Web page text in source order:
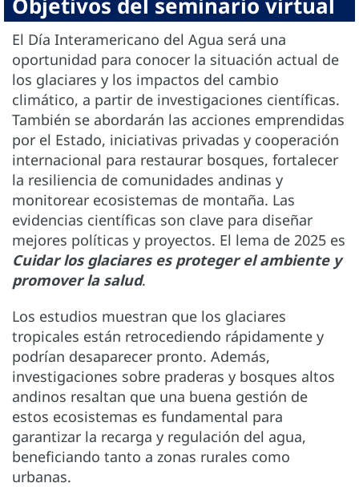
El Día Interamericano del Agua será una
oportunidad para conocer la situación actual de
los glaciares y los impactos del cambio
climático, a partir de investigaciones científicas.
También se abordarán las acciones emprendidas
por el Estado, iniciativas privadas y cooperación
internacional para restaurar bosques, fortalecer
la resiliencia de comunidades andinas y
monitorear ecosistemas de montaña. Las
evidencias científicas son clave para diseñar
mejores políticas y proyectos. El lema de 2025 es
Cuidar los glaciares es proteger el ambiente y
promover la salud.
Los estudios muestran que los glaciares
tropicales están retrocediendo rápidamente y
podrían desaparecer pronto. Además,
investigaciones sobre praderas y bosques altos
andinos resaltan que una buena gestión de
estos ecosistemas es fundamental para
garantizar la recarga y regulación del agua,
beneficiando tanto a zonas rurales como
urbanas.